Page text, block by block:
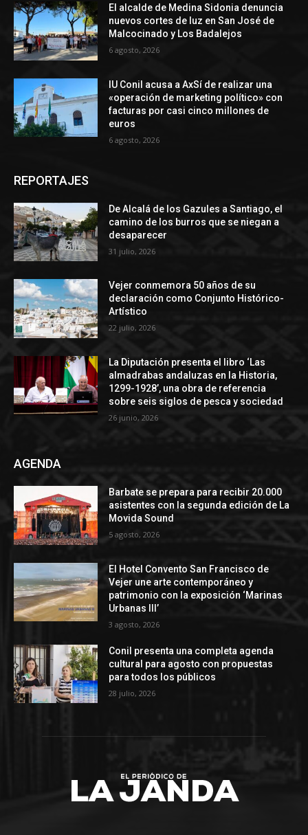
El alcalde de Medina Sidonia denuncia
nuevos cortes de luz en San José de
Malcocinado y Los Badalejos
6 agosto, 2026
IU Conil acusa a AxSí de realizar una
«operación de marketing político» con
facturas por casi cinco millones de
euros
6 agosto, 2026
REPORTAJES
De Alcalá de los Gazules a Santiago, el
camino de los burros que se niegan a
desaparecer
31 julio, 2026
Vejer conmemora 50 años de su
declaración como Conjunto Histórico-
Artístico
22 julio, 2026
La Diputación presenta el libro ‘Las
almadrabas andaluzas en la Historia,
1299-1928’, una obra de referencia
sobre seis siglos de pesca y sociedad
26 junio, 2026
AGENDA
Barbate se prepara para recibir 20.000
asistentes con la segunda edición de La
Movida Sound
5 agosto, 2026
El Hotel Convento San Francisco de
Vejer une arte contemporáneo y
patrimonio con la exposición ‘Marinas
Urbanas III’
3 agosto, 2026
Conil presenta una completa agenda
cultural para agosto con propuestas
para todos los públicos
28 julio, 2026